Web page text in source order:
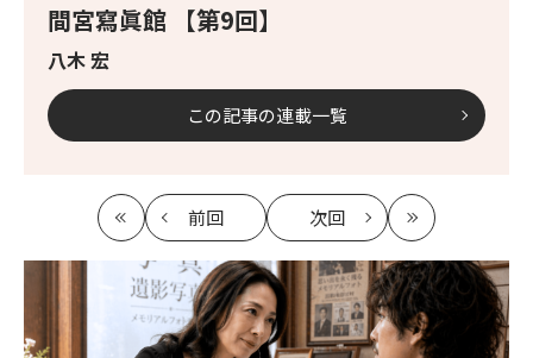
間宮寫眞館 【第9回】
八木 宏
この記事の連載一覧
最
前回
記
事
へ
次回
記
事
へ
最
新